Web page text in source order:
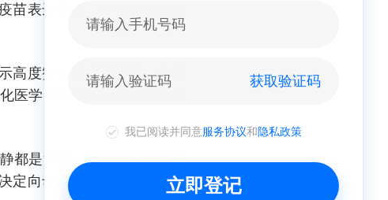
苗表达载体，评估其表达能
高度赞赏和由衷感谢，他表
医学团队和临床一线工作者
都是清华大学经管学院和五
定向母校发起捐赠，助力病
获取验证码
我已阅读并同意服务协议和隐私政策
立即登记